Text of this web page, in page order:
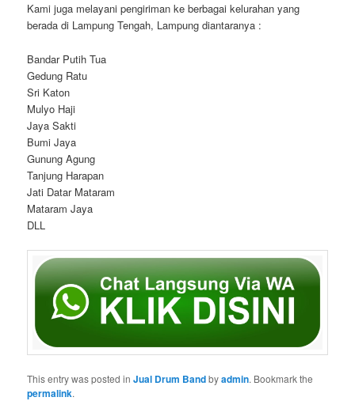
Kami juga melayani pengiriman ke berbagai kelurahan yang
berada di Lampung Tengah, Lampung diantaranya :
Bandar Putih Tua
Gedung Ratu
Sri Katon
Mulyo Haji
Jaya Sakti
Bumi Jaya
Gunung Agung
Tanjung Harapan
Jati Datar Mataram
Mataram Jaya
DLL
This entry was posted inJual Drum Bandbyadmin. Bookmark the
permalink.